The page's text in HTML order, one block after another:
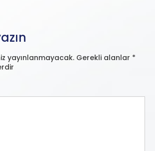
yayınlanmayacak. Gerekli alanlar *